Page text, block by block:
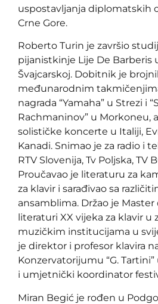
uspostavljanja diplomatskih
Crne Gore.
Roberto Turin je završio
pijanistkinje Lije De Barberis
Švajcarskoj. Dobitnik je
međunarodnim
nagrada “Yamaha” u Strezi i
Rachmaninov” u Morkoneu,
solističke koncerte u Italiji,
Kanadi. Snimao je za radio i
RTV Slovenija, Tv Poljska, TV
Proučavao je literaturu za
za klavir i sarađivao sa
ansamblima. Držao je Master
literaturi XX vijeka za klavir u
muzičkim institucijama u
je direktor i profesor klavira
Konzervatorijumu “G. Tartini”
i umjetnički koordinator
Miran Begić je rođen u